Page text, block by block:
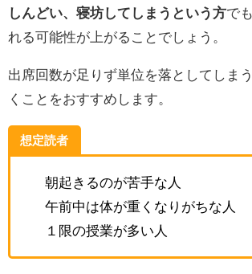
しんどい、寝坊してしまうという方で
れる可能性が上がることでしょう。
出席回数が足りず単位を落としてしま
くことをおすすめします。
想定読者
朝起きるのが苦手な人
午前中は体が重くなりがちな人
１限の授業が多い人